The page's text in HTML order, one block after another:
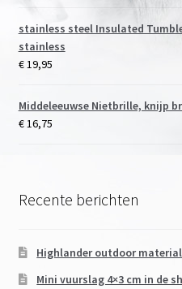
stainless steel Insulated
stainless
€19,95
Middeleeuwse Nietbrille, knijp
€16,75
Recente berichten
Highlander outdoor
Mini vuurslag 4×3 cm in de